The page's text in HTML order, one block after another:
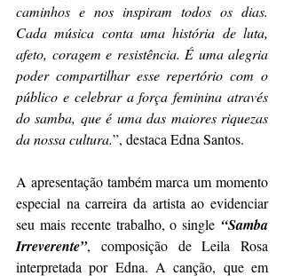
caminhos e nos inspiram todos os dias.
Cada música conta uma história de luta,
afeto, coragem e resistência. É uma alegria
poder compartilhar esse repertório com o
público e celebrar a força feminina através
do samba, que é uma das maiores riquezas
da nossa cultura.”, destaca Edna Santos.
A apresentação também marca um momento
especial na carreira da artista ao evidenciar
seu mais recente trabalho, o single “Samba
Irreverente”, composição de Leila Rosa
interpretada por Edna. A canção, que em